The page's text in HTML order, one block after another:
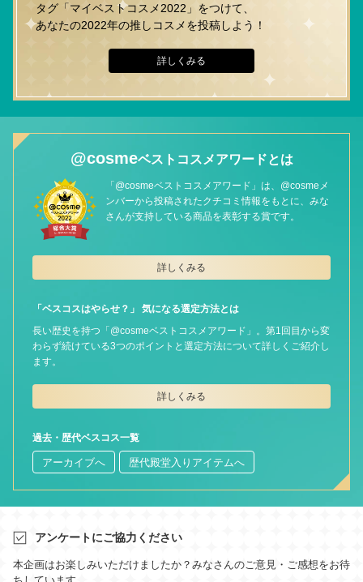
タグ「マイベストコスメ2022」をつけて、
あなたの2022年の推しコスメを投稿しよう！
詳しくみる
@cosmeベストコスメアワードとは
「@cosmeベストコスメアワード」は、@cosmeメ
ンバーから投稿されたクチコミ情報をもとに、みな
さんが支持している商品を表彰する賞です。
詳しくみる
「ベスコスはやらせ？」 気になる選定方法とは
長い歴史を持つ「@cosmeベストコスメアワード」。第1回目から変
わらず続けている3つのポイントと選定方法について詳しくご紹介し
ます。
詳しくみる
過去・歴代ベスコス一覧
アーカイブへ 歴代殿堂入りアイテムへ
アンケートにご協力ください
本企画はお楽しみいただけましたか？みなさんのご意見・ご感想をお待
ちしています。